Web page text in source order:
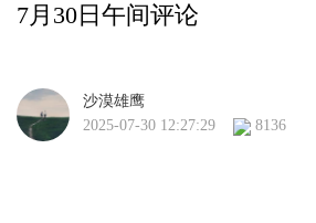
7月30日午间评论
沙漠雄鹰
2025-07-30 12:27:29
8136